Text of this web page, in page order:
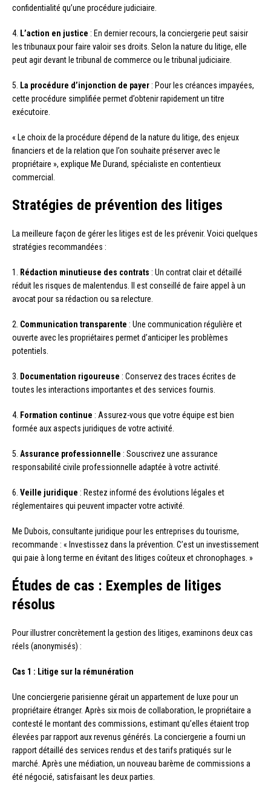
confidentialité qu’une procédure judiciaire.
4. L’action en justice : En dernier recours, la conciergerie peut saisir
les tribunaux pour faire valoir ses droits. Selon la nature du litige, elle
peut agir devant le tribunal de commerce ou le tribunal judiciaire.
5. La procédure d’injonction de payer : Pour les créances impayées,
cette procédure simplifiée permet d’obtenir rapidement un titre
exécutoire.
« Le choix de la procédure dépend de la nature du litige, des enjeux
financiers et de la relation que l’on souhaite préserver avec le
propriétaire », explique Me Durand, spécialiste en contentieux
commercial.
Stratégies de prévention des litiges
La meilleure façon de gérer les litiges est de les prévenir. Voici quelques
stratégies recommandées :
1. Rédaction minutieuse des contrats : Un contrat clair et détaillé
réduit les risques de malentendus. Il est conseillé de faire appel à un
avocat pour sa rédaction ou sa relecture.
2. Communication transparente : Une communication régulière et
ouverte avec les propriétaires permet d’anticiper les problèmes
potentiels.
3. Documentation rigoureuse : Conservez des traces écrites de
toutes les interactions importantes et des services fournis.
4. Formation continue : Assurez-vous que votre équipe est bien
formée aux aspects juridiques de votre activité.
5. Assurance professionnelle : Souscrivez une assurance
responsabilité civile professionnelle adaptée à votre activité.
6. Veille juridique : Restez informé des évolutions légales et
réglementaires qui peuvent impacter votre activité.
Me Dubois, consultante juridique pour les entreprises du tourisme,
recommande : « Investissez dans la prévention. C’est un investissement
qui paie à long terme en évitant des litiges coûteux et chronophages. »
Études de cas : Exemples de litiges
résolus
Pour illustrer concrètement la gestion des litiges, examinons deux cas
réels (anonymisés) :
Cas 1 : Litige sur la rémunération
Une conciergerie parisienne gérait un appartement de luxe pour un
propriétaire étranger. Après six mois de collaboration, le propriétaire a
contesté le montant des commissions, estimant qu’elles étaient trop
élevées par rapport aux revenus générés. La conciergerie a fourni un
rapport détaillé des services rendus et des tarifs pratiqués sur le
marché. Après une médiation, un nouveau barème de commissions a
été négocié, satisfaisant les deux parties.